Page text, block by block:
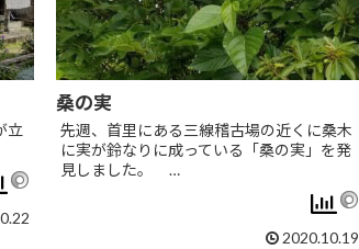
立
桑の実
先週、首里にある三線稽古場の近くに桑木
に実が鈴なりに成っている「桑の実」を発
見しました。 …
2020.10.19